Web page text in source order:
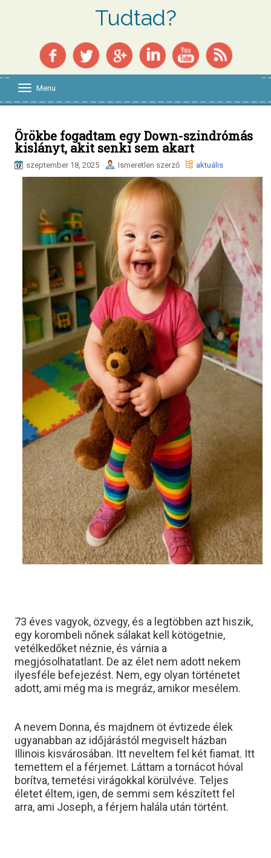
Tudtad?
l
e
n
a
v
i
g
i
o
n
Menu
Örökbe fogadtam egy Down-szindrómás
kislányt, akit senki sem akart
szeptember 18, 2025 Ismeretlen szerző aktuális
73 éves vagyok, özvegy, és a legtöbben azt hiszik,
egy korombeli nőnek sálakat kell kötögetnie,
vetélkedőket néznie, és várnia a
megjósolhatatlant. De az élet nem adott nekem
ilyesféle befejezést. Nem, egy olyan történetet
adott, ami még ma is megráz, amikor mesélem.
A nevem Donna, és majdnem öt évtizede élek
ugyanabban az időjárástól megviselt házban
Illinois kisvárosában. Itt neveltem fel két fiamat. Itt
temettem el a férjemet. Láttam a tornácot hóval
borítva, temetési virágokkal körülvéve. Teljes
életet éltem, igen, de semmi sem készített fel
arra, ami Joseph, a férjem halála után történt.